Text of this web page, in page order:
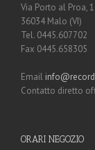
Via Porto al Proa,
36034 Malo (VI)
Tel. 0445.607702
Fax 0445.658305
Email
Contatto diretto
ORARI NEGOZIO